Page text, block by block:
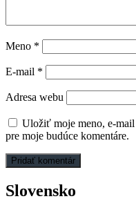
Meno *
E-mail *
Adresa webu
Uložiť moje meno, e-
pre moje budúce komentáre.
Slovensko